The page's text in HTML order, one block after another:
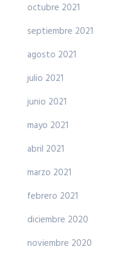
octubre 2021
septiembre 2021
agosto 2021
julio 2021
junio 2021
mayo 2021
abril 2021
marzo 2021
febrero 2021
diciembre 2020
noviembre 2020